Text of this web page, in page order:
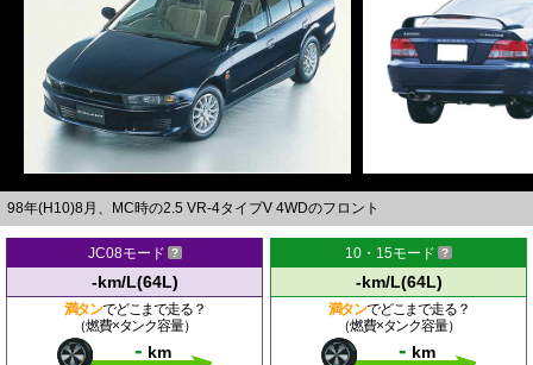
98年(H10)8月、MC時の2.5 VR-4タイプV 4WDのフロント
JC08モード
-km/L(64L)
満タンでどこまで走る？
（燃費×タンク容量）
- km
10・15モード
-km/L(64L)
満タンでどこまで走る？
（燃費×タンク容量）
- km